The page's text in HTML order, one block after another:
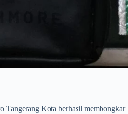
Tangerang Kota berhasil membongkar